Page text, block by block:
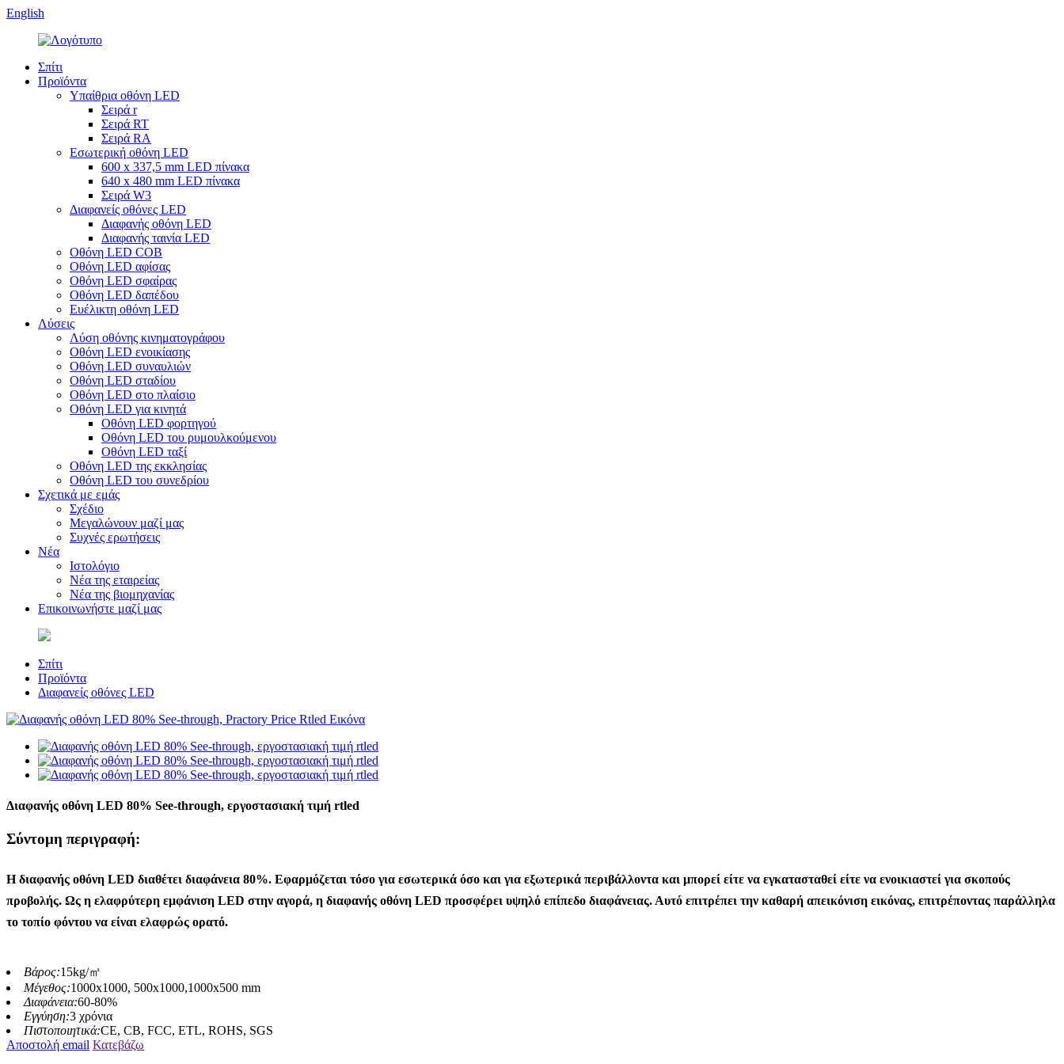
English
Σπίτι
Προϊόντα
Υπαίθρια οθόνη LED
Σειρά r
Σειρά RT
Σειρά RA
Εσωτερική οθόνη LED
600 x 337,5 mm LED πίνακα
640 x 480 mm LED πίνακα
Σειρά W3
Διαφανείς οθόνες LED
Διαφανής οθόνη LED
Διαφανής ταινία LED
Οθόνη LED COB
Οθόνη LED αφίσας
Οθόνη LED σφαίρας
Οθόνη LED δαπέδου
Ευέλικτη οθόνη LED
Λύσεις
Λύση οθόνης κινηματογράφου
Οθόνη LED ενοικίασης
Οθόνη LED συναυλιών
Οθόνη LED σταδίου
Οθόνη LED στο πλαίσιο
Οθόνη LED για κινητά
Οθόνη LED φορτηγού
Οθόνη LED του ρυμουλκούμενου
Οθόνη LED ταξί
Οθόνη LED της εκκλησίας
Οθόνη LED του συνεδρίου
Σχετικά με εμάς
Σχέδιο
Μεγαλώνουν μαζί μας
Συχνές ερωτήσεις
Νέα
Ιστολόγιο
Νέα της εταιρείας
Νέα της βιομηχανίας
Επικοινωνήστε μαζί μας
Σπίτι
Προϊόντα
Διαφανείς οθόνες LED
Διαφανής οθόνη LED 80% See-through, εργοστασιακή τιμή rtled
Σύντομη περιγραφή:
Η διαφανής οθόνη LED διαθέτει διαφάνεια 80%. Εφαρμόζεται τόσο για εσωτερικά όσο και για εξωτερικά περιβάλλοντα και μπορεί είτε να εγκατασταθεί είτε να ενοικιαστεί για σκοπούς
προβολής. Ως η ελαφρύτερη εμφάνιση LED στην αγορά, η διαφανής οθόνη LED προσφέρει υψηλό επίπεδο διαφάνειας. Αυτό επιτρέπει την καθαρή απεικόνιση εικόνας, επιτρέποντας παράλληλα
το τοπίο φόντου να είναι ελαφρώς ορατό.
Βάρος:15kg/㎡
Μέγεθος:1000x1000, 500x1000,1000x500 mm
Διαφάνεια:60-80%
Εγγύηση:3 χρόνια
Πιστοποιητικά:CE, CB, FCC, ETL, ROHS, SGS
Αποστολή email Κατεβάζω